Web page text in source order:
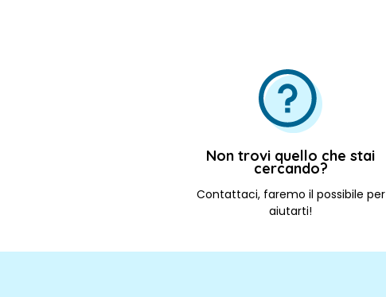
Non trovi quello che stai
cercando?
Contattaci, faremo il possibile per
aiutarti!